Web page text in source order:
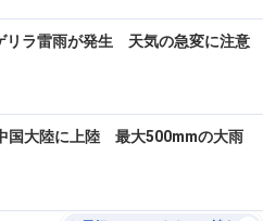
リラ雷雨が発生 天気の急変に注意
国大陸に上陸 最大500mmの大雨